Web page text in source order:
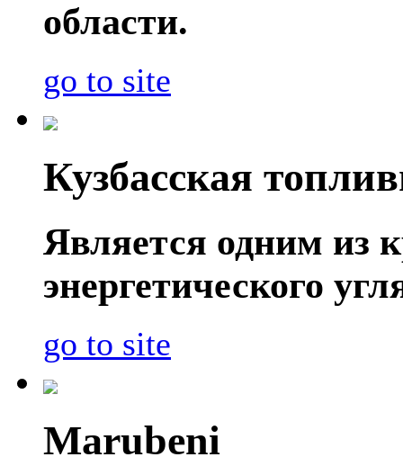
области.
go to site
Кузбасская
Является одним из
энергетического
go to site
Marubeni